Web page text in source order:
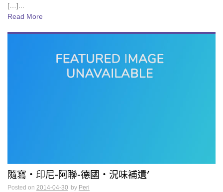
[…]...
Read More
隨寫・印尼-阿聯-德國・況味補遺’
Posted on 2014-04-30 by Peri